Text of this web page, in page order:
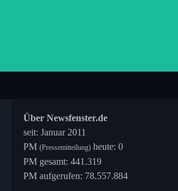
Über Newsfenster.de
seit: Januar 2011
PM (Pressemitteilung) heute: 0
PM gesamt: 441.319
PM aufgerufen: 78.557.884